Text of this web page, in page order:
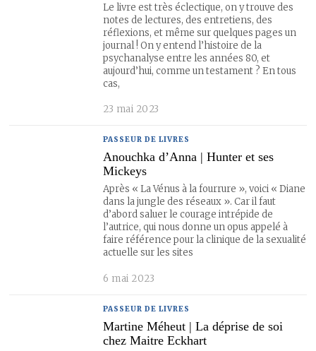
Le livre est très éclectique, on y trouve des
notes de lectures, des entretiens, des
réflexions, et même sur quelques pages un
journal ! On y entend l’histoire de la
psychanalyse entre les années 80, et
aujourd’hui, comme un testament ? En tous
cas,
23 mai 2023
PASSEUR DE LIVRES
Anouchka d’Anna | Hunter et ses
Mickeys
Après « La Vénus à la fourrure », voici « Diane
dans la jungle des réseaux ». Car il faut
d’abord saluer le courage intrépide de
l’autrice, qui nous donne un opus appelé à
faire référence pour la clinique de la sexualité
actuelle sur les sites
6 mai 2023
PASSEUR DE LIVRES
Martine Méheut | La déprise de soi
chez Maitre Eckhart